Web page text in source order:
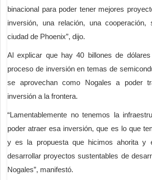
binacional para poder tener mejores
inversión, una relación, una
ciudad de Phoenix”, dijo.
Al explicar que hay 40 billones de
proceso de inversión en temas de
se aprovechan como Nogales a poder
inversión a la frontera.
“Lamentablemente no tenemos la
poder atraer esa inversión, que es lo que
y es la propuesta que hicimos ahorita y
desarrollar proyectos sustentables de
Nogales”, manifestó.